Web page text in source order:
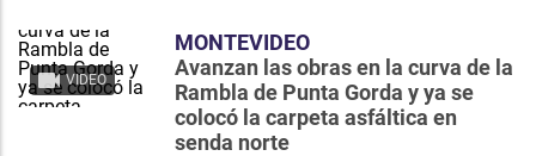
VIDEO
MONTEVIDEO
Avanzan las obras en la curva de la
Rambla de Punta Gorda y ya se
colocó la carpeta asfáltica en
senda norte